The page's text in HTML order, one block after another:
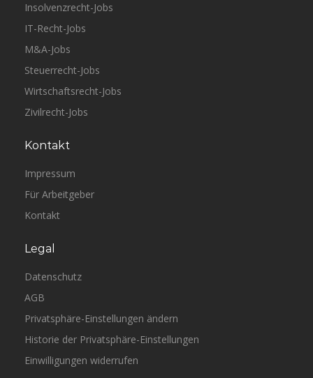
Insolvenzrecht-Jobs
IT-Recht-Jobs
M&A-Jobs
Steuerrecht-Jobs
Wirtschaftsrecht-Jobs
Zivilrecht-Jobs
Kontakt
Impressum
Für Arbeitgeber
Kontakt
Legal
Datenschutz
AGB
Privatsphäre-Einstellungen ändern
Historie der Privatsphäre-Einstellungen
Einwilligungen widerrufen